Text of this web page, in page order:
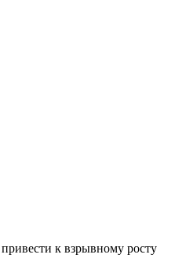
к взрывному росту